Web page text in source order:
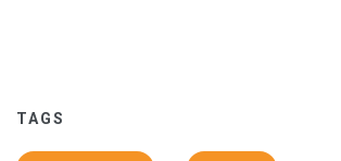
TAGS